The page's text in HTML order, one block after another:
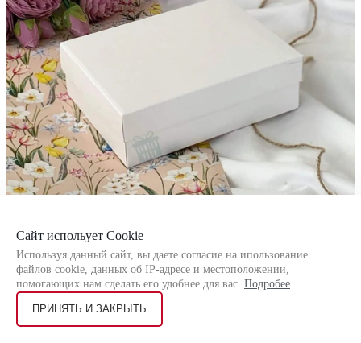
Сайт испольует Cookie
Используя данный сайт, вы даете согласие на ипользование
файлов cookie, данных об IP-адресе и местоположении,
помогающих нам сделать его удобнее для вас. Подробее.
ПРИНЯТЬ И ЗАКРЫТЬ